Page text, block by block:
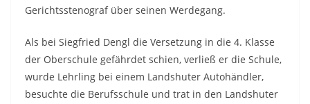
Gerichtsstenograf über seinen Werdegang.
Als bei Siegfried Dengl die Versetzung in die 4. Klasse
der Oberschule gefährdet schien, verließ er die Schule,
wurde Lehrling bei einem Landshuter Autohändler,
besuchte die Berufsschule und trat in den Landshuter